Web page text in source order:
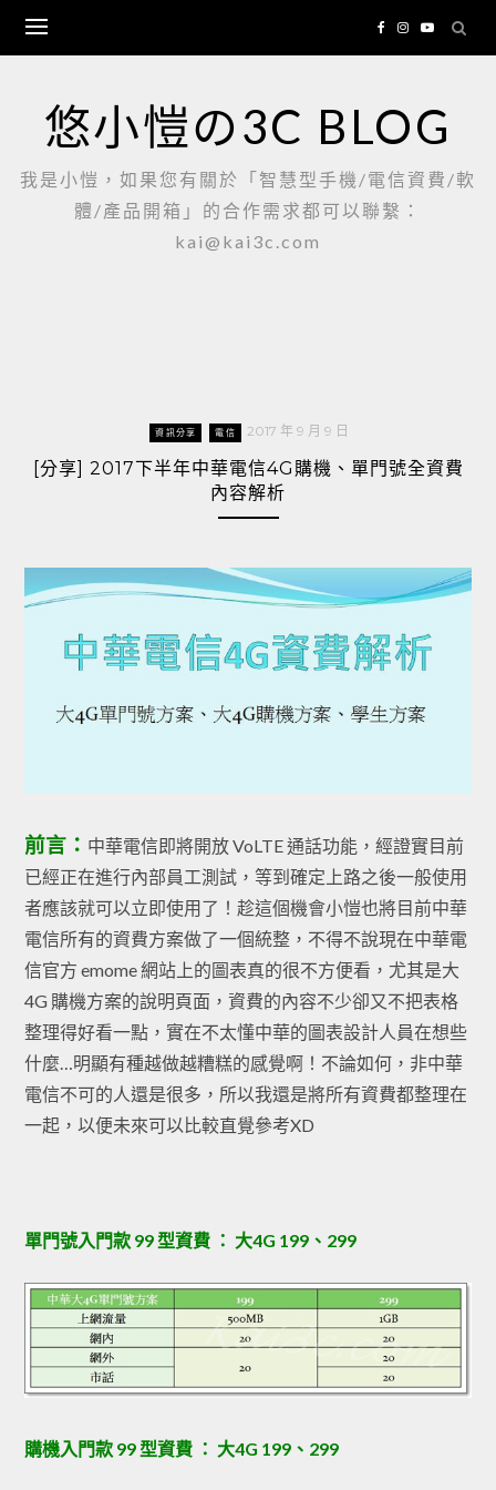
content
悠小愷の3C BLOG
我是小愷，如果您有關於「智慧型手機/電信資費/軟
體/產品開箱」的合作需求都可以聯繫：
kai@kai3c.com
資訊分享 電信 2017 年 9 月 9 日
[分享] 2017下半年中華電信4G購機、單門號全資費
內容解析
前言： 中華電信即將開放 VoLTE 通話功能，經證實目前
已經正在進行內部員工測試，等到確定上路之後一般使用
者應該就可以立即使用了！趁這個機會小愷也將目前中華
電信所有的資費方案做了一個統整，不得不說現在中華電
信官方 emome 網站上的圖表真的很不方便看，尤其是大
4G 購機方案的說明頁面，資費的內容不少卻又不把表格
整理得好看一點，實在不太懂中華的圖表設計人員在想些
什麼…明顯有種越做越糟糕的感覺啊！不論如何，非中華
電信不可的人還是很多，所以我還是將所有資費都整理在
一起，以便未來可以比較直覺參考XD
單門號入門款 99 型資費 ： 大4G 199、299
購機入門款 99 型資費 ： 大4G 199、299